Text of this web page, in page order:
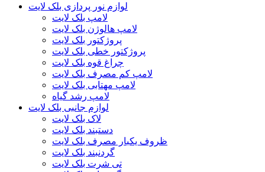
لوازم نور پردازی بلک لایت
لامپ بلک لایت
لامپ هالوژن بلک لایت
پروژکتور بلک لایت
پروژکتور خطی بلک لایت
چراغ قوه بلک لایت
لامپ کم مصرف بلک لایت
لامپ مهتابی بلک لایت
لامپ رشد گیاه
لوازم جانبی بلک لایت
لاک بلک لایت
دستبند بلک لایت
ظروف یکبار مصرف بلک لایت
گردنبند بلک لایت
تی شرت بلک لایت